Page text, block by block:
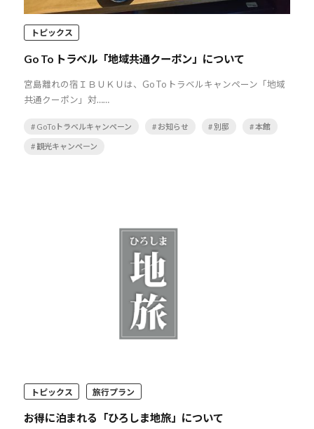
トピックス
Go To トラベル「地域共通クーポン」について
宮島離れの宿ＩＢＵＫＵは、Go To トラベルキャンペーン「地域
共通クーポン」対……
# GoToトラベルキャンペーン # お知らせ # 別邸 # 本館
# 観光キャンペーン
トピックス 旅行プラン
お得に泊まれる「ひろしま地旅」について